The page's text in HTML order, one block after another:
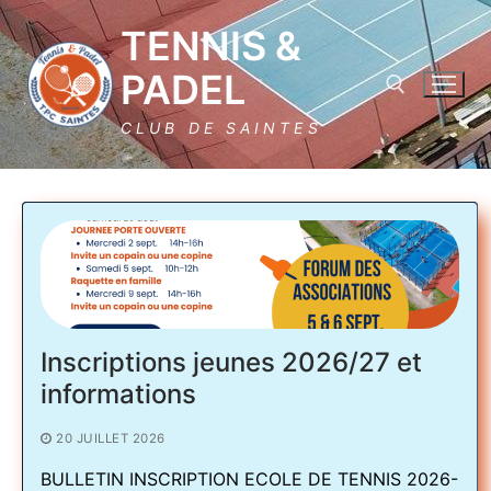
Aller
au
contenu
TENNIS &
PADEL
CLUB DE SAINTES
Rechercher :
Rechercher
Plaquette Club 25/26
Club house et horaires d’ouverture
Inscriptions jeunes 2026/27 et
informations
20 JUILLET 2026
BULLETIN INSCRIPTION ECOLE DE TENNIS 2026-